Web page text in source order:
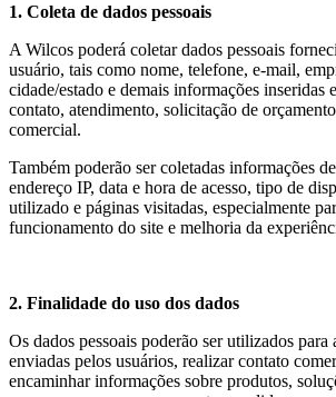
1. Coleta de dados pessoais
A Wilcos poderá coletar dados pessoais
usuário, tais como nome, telefone, e-mail,
cidade/estado e demais informações inseridas
contato, atendimento, solicitação de
comercial.
Também poderão ser coletadas informações
endereço IP, data e hora de acesso, tipo de
utilizado e páginas visitadas, especialmente
funcionamento do site e melhoria da
2. Finalidade do uso dos dados
Os dados pessoais poderão ser utilizados para
enviadas pelos usuários, realizar contato
encaminhar informações sobre produtos,